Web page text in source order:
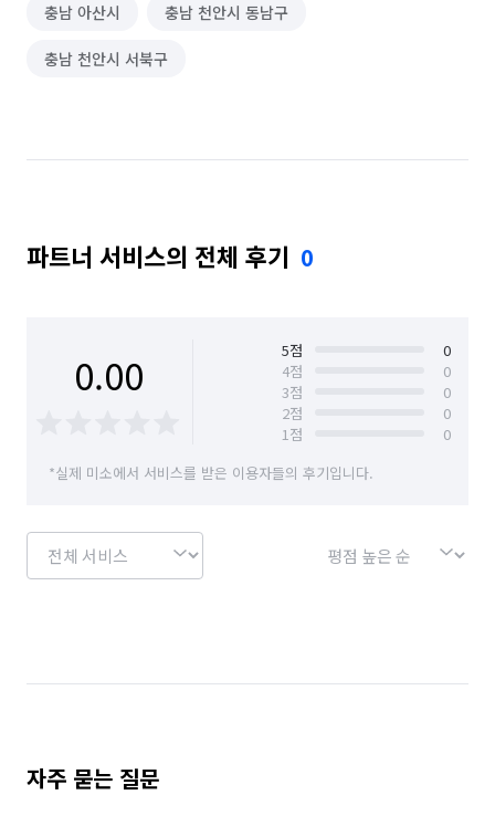
충남 아산시 충남 천안시 동남구
충남 천안시 서북구
파트너 서비스의 전체 후기 0
0.00 5점
0
4점
0
3점
0
2점
0
1점
0
*실제 미소에서 서비스를 받은 이용자들의 후기입니다.
자주 묻는 질문